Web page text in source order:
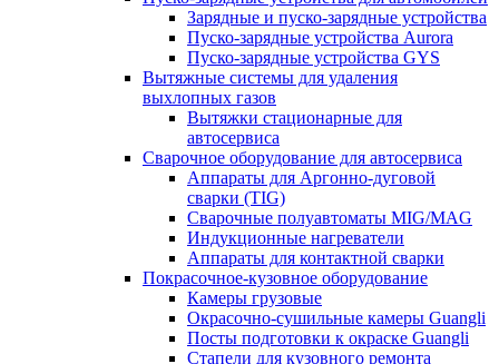
Зарядные и пуско-зарядные устройства
Пуско-зарядные устройства Aurora
Пуско-зарядные устройства GYS
Вытяжные системы для удаления
выхлопных газов
Вытяжки стационарные для
автосервиса
Сварочное оборудование для автосервиса
Аппараты для Аргонно-дуговой
сварки (TIG)
Сварочные полуавтоматы MIG/MAG
Индукционные нагреватели
Аппараты для контактной сварки
Покрасочное-кузовное оборудование
Камеры грузовые
Окрасочно-сушильные камеры Guangli
Посты подготовки к окраске Guangli
Стапели для кузовного ремонта